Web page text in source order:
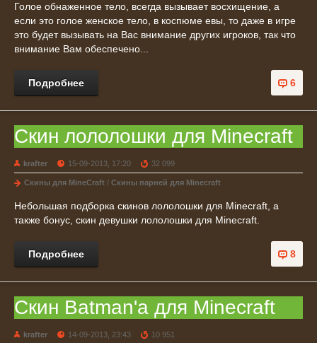
Голое обнаженное тело, всегда вызывает восхищение, а
если это голое женское тело, в коспюме евы, то даже в игре
это будет вызывать на Вас внимание других игроков, так что
внимание Вам обеспечено...
6
Подробнее
Cкин лололошки для Minecraft
krafter 15-09-2013, 17:20 32 099
Скины для MineCraft / Скины парней для Minecraft
Небольшая подборка скинов лололошки для Minecraft, а
также бонус, скин девушки лололошки для Minecraft.
8
Подробнее
Скин Batman'а для Minecraft
krafter 14-09-2013, 23:43 10 951